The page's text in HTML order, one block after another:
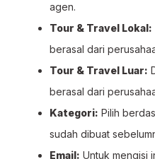
agen.
Tour & Travel Lokal:
berasal dari
Tour & Travel Luar:
berasal dari
Kategori: Pilih
sudah dibuat
Email: Untuk mengisi